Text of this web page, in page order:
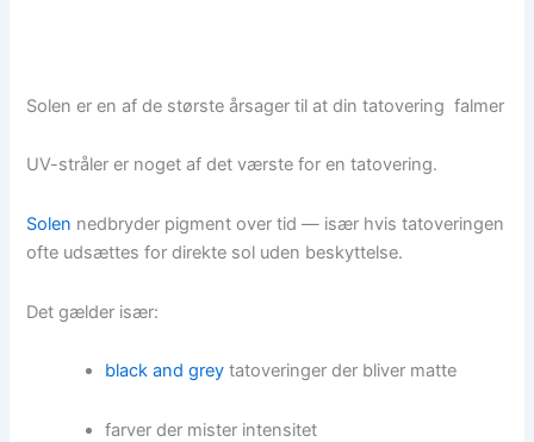
Solen er en af de største årsager til at din tatovering falmer
UV-stråler er noget af det værste for en tatovering.
Solen nedbryder pigment over tid — især hvis tatoveringen
ofte udsættes for direkte sol uden beskyttelse.
Det gælder især:
black and grey tatoveringer der bliver matte
farver der mister intensitet